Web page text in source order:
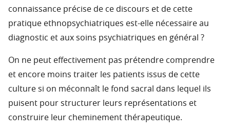
connaissance précise de ce discours et de cette
pratique ethnopsychiatriques est-elle nécessaire au
diagnostic et aux soins psychiatriques en général ?
On ne peut effectivement pas prétendre comprendre
et encore moins traiter les patients issus de cette
culture si on méconnaît le fond sacral dans lequel ils
puisent pour structurer leurs représentations et
construire leur cheminement thérapeutique.